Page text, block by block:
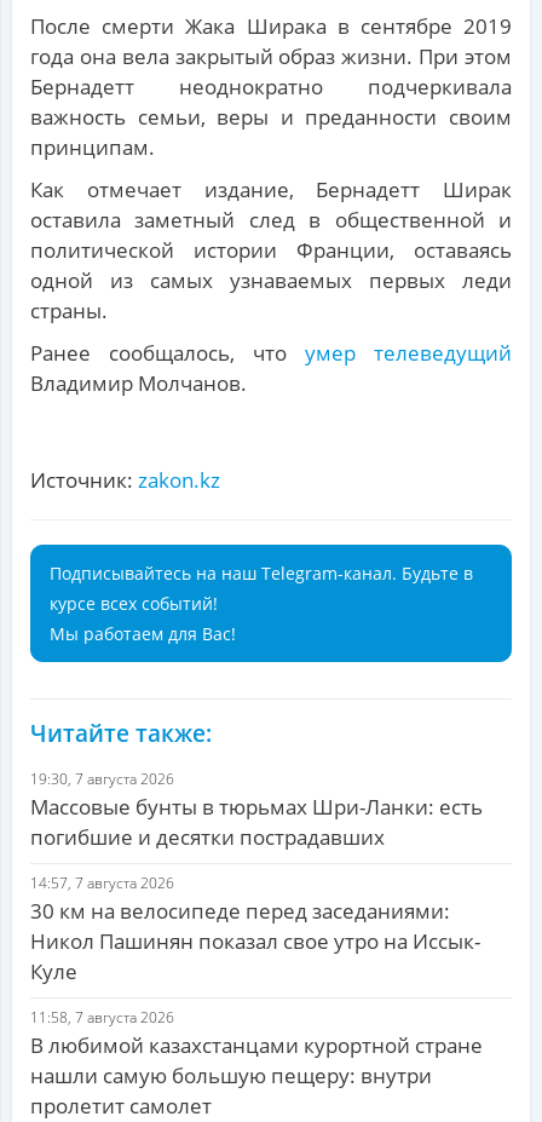
После смерти Жака Ширака в сентябре 2019
года она вела закрытый образ жизни. При этом
Бернадетт неоднократно подчеркивала
важность семьи, веры и преданности своим
принципам.
Как отмечает издание, Бернадетт Ширак
оставила заметный след в общественной и
политической истории Франции, оставаясь
одной из самых узнаваемых первых леди
страны.
Ранее сообщалось, что умер телеведущий
Владимир Молчанов.
Источник: zakon.kz
Подписывайтесь на наш Telegram-канал. Будьте в
курсе всех событий!
Мы работаем для Вас!
Читайте также:
19:30, 7 августа 2026
Массовые бунты в тюрьмах Шри-Ланки: есть
погибшие и десятки пострадавших
14:57, 7 августа 2026
30 км на велосипеде перед заседаниями:
Никол Пашинян показал свое утро на Иссык-
Куле
11:58, 7 августа 2026
В любимой казахстанцами курортной стране
нашли самую большую пещеру: внутри
пролетит самолет